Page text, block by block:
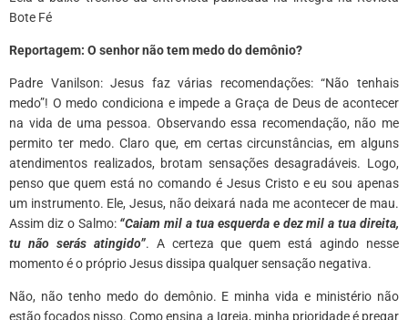
Bote Fé
Reportagem: O senhor não tem medo do demônio?
Padre Vanilson: Jesus faz várias recomendações: “Não tenhais
medo”! O medo condiciona e impede a Graça de Deus de acontecer
na vida de uma pessoa. Observando essa recomendação, não me
permito ter medo. Claro que, em certas circunstâncias, em alguns
atendimentos realizados, brotam sensações desagradáveis. Logo,
penso que quem está no comando é Jesus Cristo e eu sou apenas
um instrumento. Ele, Jesus, não deixará nada me acontecer de mau.
Assim diz o Salmo: “Caiam mil a tua esquerda e dez mil a tua direita,
tu não serás atingido”. A certeza que quem está agindo nesse
momento é o próprio Jesus dissipa qualquer sensação negativa.
Não, não tenho medo do demônio. E minha vida e ministério não
estão focados nisso. Como ensina a Igreja, minha prioridade é pregar